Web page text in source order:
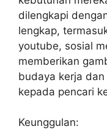
dilengkapi
lengkap,
youtube, sosial
memberikan
budaya kerja
kepada pencari
Keunggulan: